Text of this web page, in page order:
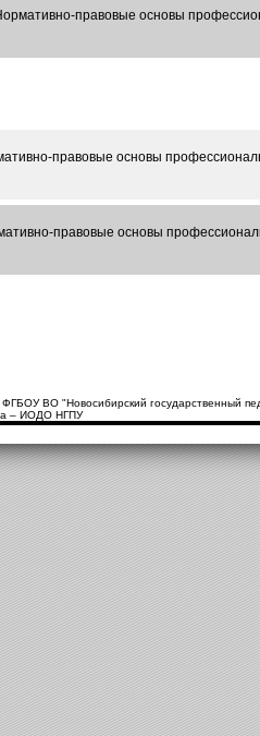
правовые основы
правовые основы
правовые основы
ВО "Новосибирский государственный
– ИОДО НГПУ